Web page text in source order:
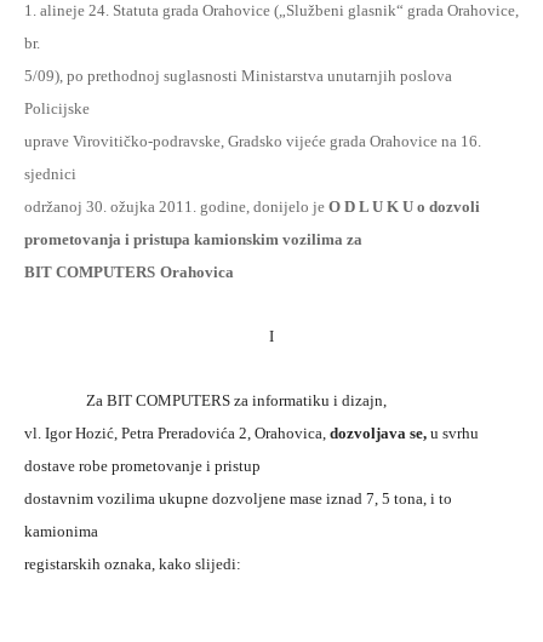
1. alineje 24. Statuta grada Orahovice („Službeni glasnik“ grada Orahovice,
br.
5/09), po prethodnoj suglasnosti Ministarstva unutarnjih poslova
Policijske
uprave Virovitičko-podravske, Gradsko vijeće grada Orahovice na 16.
sjednici
održanoj 30. ožujka 2011. godine, donijelo je O D L U K U o dozvoli
prometovanja i pristupa kamionskim vozilima za
BIT COMPUTERS Orahovica
I
Za BIT COMPUTERS za informatiku i dizajn,
vl. Igor Hozić, Petra Preradovića 2, Orahovica, dozvoljava se, u svrhu
dostave robe prometovanje i pristup
dostavnim vozilima ukupne dozvoljene mase iznad 7, 5 tona, i to
kamionima
registarskih oznaka, kako slijedi: